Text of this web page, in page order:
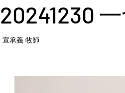
20241230
宣承義 牧師